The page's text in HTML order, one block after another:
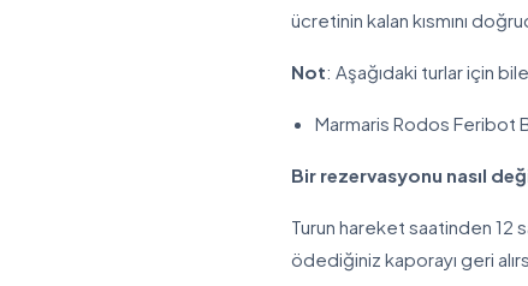
ücretinin kalan kısmını
Not: Aşağıdaki turlar için
Marmaris Rodos Feribot
Bir rezervasyonu nasıl
Turun hareket saatinden
ödediğiniz kaporayı geri